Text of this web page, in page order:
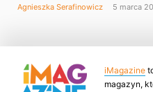
Agnieszka Serafinowicz 5 marca
iMagazine
magazyn,